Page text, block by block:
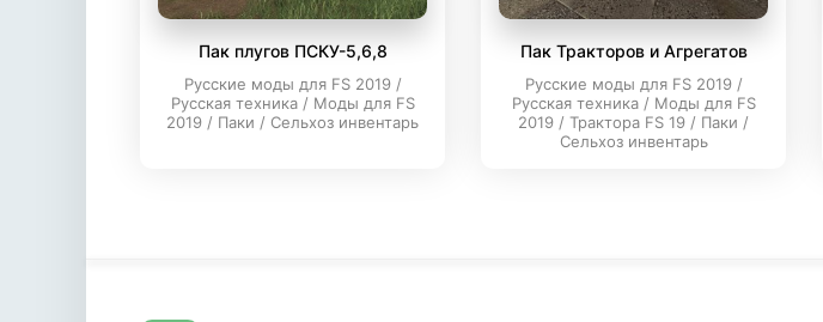
Пак плугов ПСКУ-5,6,8
Русские моды для FS 2019 /
Русская техника / Моды для FS
2019 / Паки / Сельхоз инвентарь
Пак Тракторов и Агрегатов
Русские моды для FS 2019 /
Русская техника / Моды для FS
2019 / Трактора FS 19 / Паки /
Сельхоз инвентарь